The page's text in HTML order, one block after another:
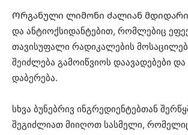
Ორგანული ლიმონი ძალიან
და ანტიოქსიდანტებით, რომლებიც
თავისუფალი რადიკალების
შეიძლება გამოიწვიოს დაავადებები
დაბერება.
სხვა ბუნებრივ ინგრედიენტებთან
შეგიძლიათ მიიღოთ სასმელი,